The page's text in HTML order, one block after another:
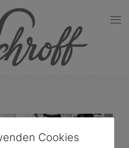
Cookies